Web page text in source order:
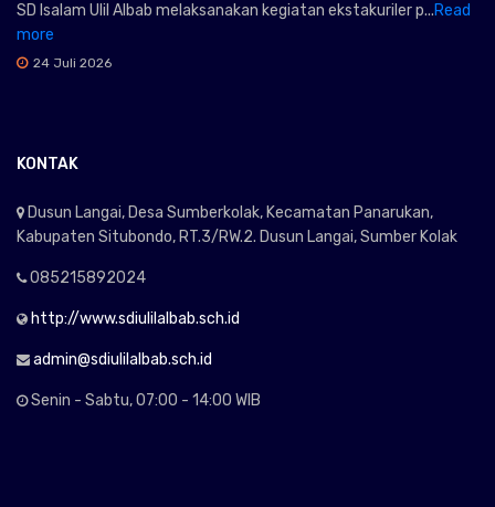
SD Isalam Ulil Albab melaksanakan kegiatan ekstakuriler p...Read
more
24 Juli 2026
KONTAK
Dusun Langai, Desa Sumberkolak, Kecamatan Panarukan,
Kabupaten Situbondo, RT.3/RW.2. Dusun Langai, Sumber Kolak
085215892024
http://www.sdiulilalbab.sch.id
admin@sdiulilalbab.sch.id
Senin - Sabtu, 07:00 - 14:00 WIB